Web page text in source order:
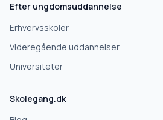
Efter ungdomsuddannelse
Erhvervsskoler
Videregående uddannelser
Universiteter
Skolegang.dk